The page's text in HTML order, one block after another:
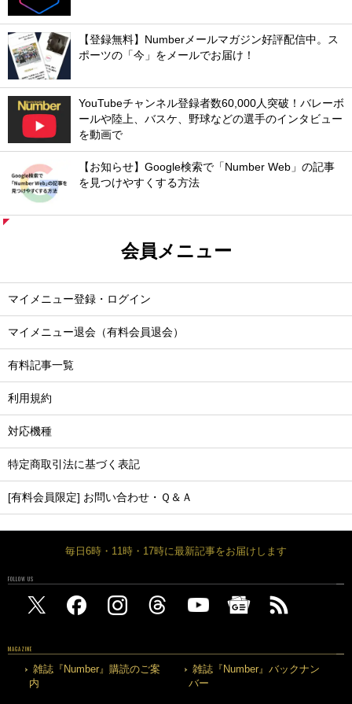
【登録無料】Numberメールマガジン好評配信中。ス
ポーツの「今」をメールでお届け！
YouTubeチャンネル登録者数60,000人突破！バレーボ
ールや陸上、バスケ、野球などの選手のインタビュー
を動画で
【お知らせ】Google検索で「Number Web」の記事
を見つけやすくする方法
会員メニュー
マイメニュー登録・ログイン
マイメニュー退会（有料会員退会）
有料記事一覧
利用規約
対応機種
特定商取引法に基づく表記
[有料会員限定] お問い合わせ・Ｑ＆Ａ
毎日6時・11時・17時に最新記事をお届けします
FOLLOW US
MAGAZINE
雑誌『Number』購読のご案
内
雑誌『Number』バックナン
バー